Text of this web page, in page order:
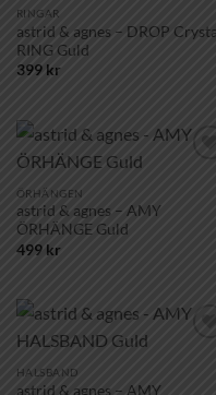
RINGAR
astrid & agnes – DROP
RING Guld
399 kr
ÖRHÄNGEN
astrid & agnes – AMY
ÖRHÄNGE Guld
499 kr
HALSBAND
astrid & agnes – AMY